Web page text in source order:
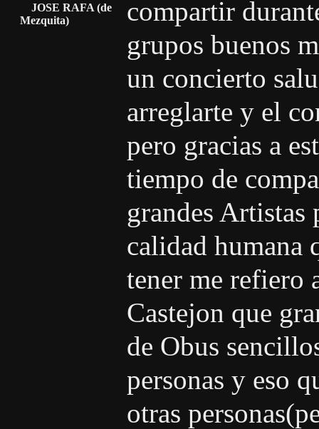
JOSE RAFA (de
Mezquita)
compartir
grupos buenos
un concierto
arreglarte y el
pero gracias a
tiempo de
grandes Artistas
calidad humana
tener me refiero
Castejon que
de Obus
personas y eso
otras